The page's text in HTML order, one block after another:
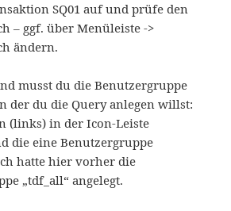
SQ01 auf und prüfe den
– ggf. über Menüleiste ->
ändern.
musst du die Benutzergruppe
der du die Query anlegen willst:
(links) in der Icon-Leiste
die eine Benutzergruppe
hatte hier vorher die
„tdf_all“ angelegt.